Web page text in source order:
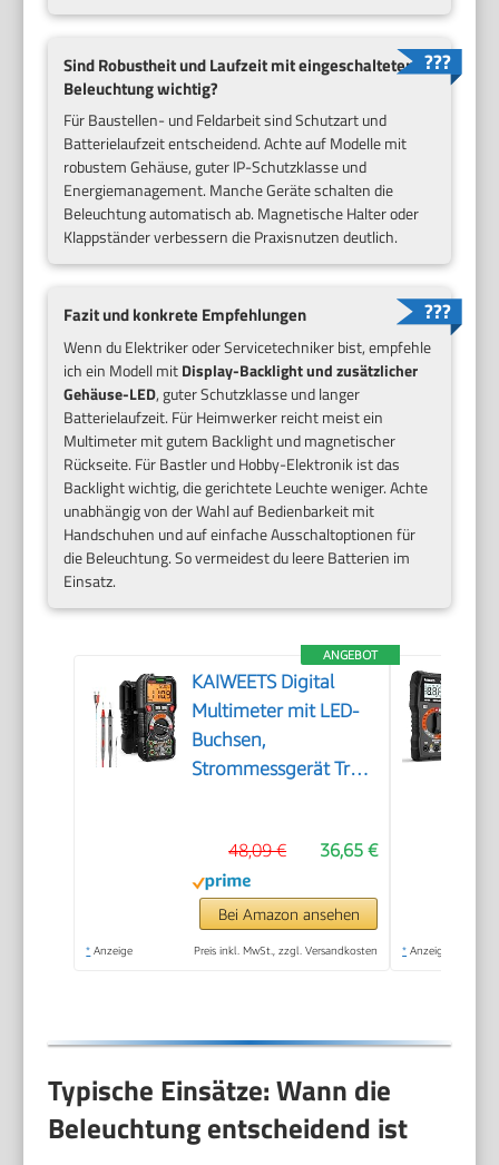
Sind Robustheit und Laufzeit mit eingeschalteter
Beleuchtung wichtig?
Für Baustellen- und Feldarbeit sind Schutzart und
Batterielaufzeit entscheidend. Achte auf Modelle mit
robustem Gehäuse, guter IP-Schutzklasse und
Energiemanagement. Manche Geräte schalten die
Beleuchtung automatisch ab. Magnetische Halter oder
Klappständer verbessern die Praxisnutzen deutlich.
Fazit und konkrete Empfehlungen
Wenn du Elektriker oder Servicetechniker bist, empfehle
ich ein Modell mitDisplay-Backlight und zusätzlicher
Gehäuse-LED, guter Schutzklasse und langer
Batterielaufzeit. Für Heimwerker reicht meist ein
Multimeter mit gutem Backlight und magnetischer
Rückseite. Für Bastler und Hobby-Elektronik ist das
Backlight wichtig, die gerichtete Leuchte weniger. Achte
unabhängig von der Wahl auf Bedienbarkeit mit
Handschuhen und auf einfache Ausschaltoptionen für
die Beleuchtung. So vermeidest du leere Batterien im
Einsatz.
ANGEBOT
KAIWEETS Digital
Multimeter mit LED-
Buchsen,
Strommessgerät True
Spannung,Kapazität,
Temperatur,
Widerstand für
Elektriker
36,65 €
48,09 €
Bei Amazon ansehen
* Anzeige Preis inkl. MwSt., zzgl. Versandkosten * Anzeige
Typische Einsätze: Wann die
Beleuchtung entscheidend ist